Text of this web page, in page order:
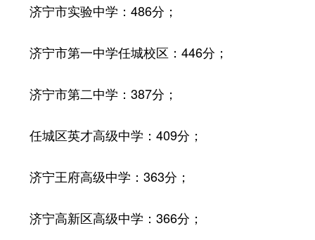
济宁市实验中学：486分；
济宁市第一中学任城校区：446分；
济宁市第二中学：387分；
任城区英才高级中学：409分；
济宁王府高级中学：363分；
济宁高新区高级中学：366分；